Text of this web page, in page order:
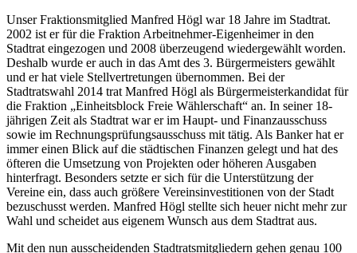
Unser Fraktionsmitglied Manfred Högl war 18 Jahre im Stadtrat.
2002 ist er für die Fraktion Arbeitnehmer-Eigenheimer in den
Stadtrat eingezogen und 2008 überzeugend wiedergewählt worden.
Deshalb wurde er auch in das Amt des 3. Bürgermeisters gewählt
und er hat viele Stellvertretungen übernommen. Bei der
Stadtratswahl 2014 trat Manfred Högl als Bürgermeisterkandidat für
die Fraktion „Einheitsblock Freie Wählerschaft“ an. In seiner 18-
jährigen Zeit als Stadtrat war er im Haupt- und Finanzausschuss
sowie im Rechnungsprüfungsausschuss mit tätig. Als Banker hat er
immer einen Blick auf die städtischen Finanzen gelegt und hat des
öfteren die Umsetzung von Projekten oder höheren Ausgaben
hinterfragt. Besonders setzte er sich für die Unterstützung der
Vereine ein, dass auch größere Vereinsinvestitionen von der Stadt
bezuschusst werden. Manfred Högl stellte sich heuer nicht mehr zur
Wahl und scheidet aus eigenem Wunsch aus dem Stadtrat aus.
Mit den nun ausscheidenden Stadtratsmitgliedern gehen genau 100